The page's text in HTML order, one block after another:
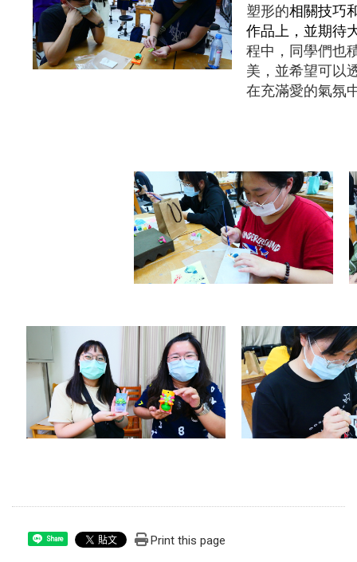
塑形的相關技巧
作品上，並期待
程中，同學們也
美，並希望可以
在充滿愛的氣氛
Share Print this page